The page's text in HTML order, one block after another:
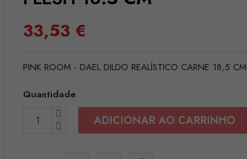
33,53 €
PINK ROOM - DAEL DILDO REALÍSTICO CARNE 18,5 CM
Quantidade
ADICIONAR AO CARRINHO